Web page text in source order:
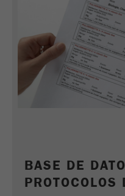
BASE DE